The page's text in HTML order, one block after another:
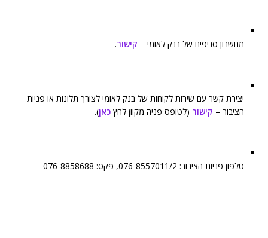
מחשבון סניפים של בנק לאומי – קישור.
יצירת קשר עם שירות לקוחות של בנק לאומי לצורך תלונות או פניות
הציבור – קישור (לטופס פניה מקוון לחץ כאן).
טלפון פניות הציבור: 076-8557011/2, פקס: 076-8858688